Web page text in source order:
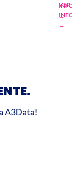
→
VER
→
A3Data!